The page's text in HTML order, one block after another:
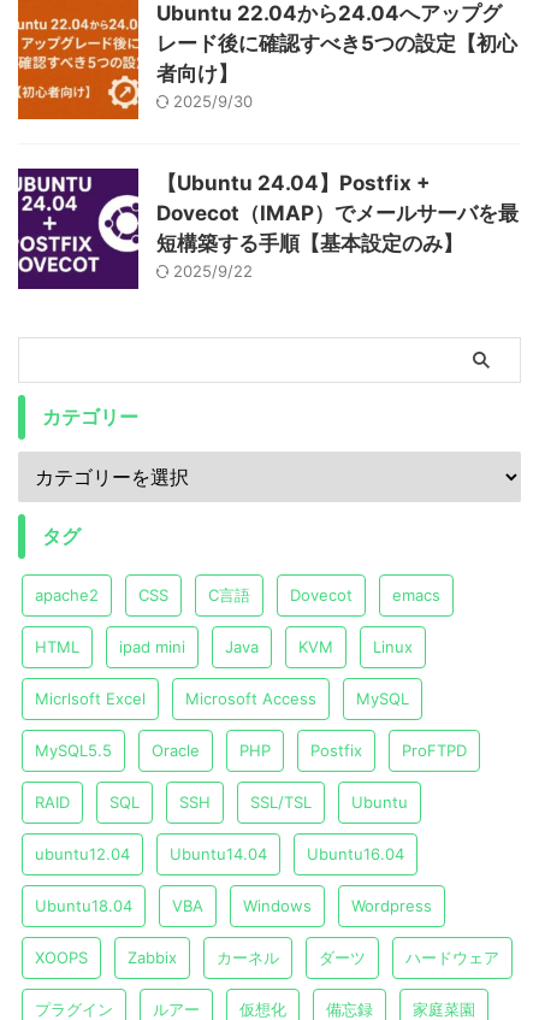
Ubuntu 22.04から24.04へアップグ
レード後に確認すべき5つの設定【初心
者向け】
2025/9/30
【Ubuntu 24.04】Postfix +
Dovecot（IMAP）でメールサーバを最
短構築する手順【基本設定のみ】
2025/9/22
カテゴリー
タグ
apache2 CSS C言語 Dovecot emacs
HTML ipad mini Java KVM Linux
Micrlsoft Excel Microsoft Access MySQL
MySQL5.5 Oracle PHP Postfix ProFTPD
RAID SQL SSH SSL/TSL Ubuntu
ubuntu12.04 Ubuntu14.04 Ubuntu16.04
Ubuntu18.04 VBA Windows Wordpress
XOOPS Zabbix カーネル ダーツ ハードウェア
プラグイン ルアー 仮想化 備忘録 家庭菜園